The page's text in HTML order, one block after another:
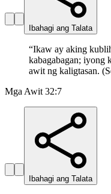
Ibahagi ang Talata
“Ikaw ay aking
kabagabagan; iyong
awit ng kaligtasan.
Mga Awit 32:7
Ibahagi ang Talata